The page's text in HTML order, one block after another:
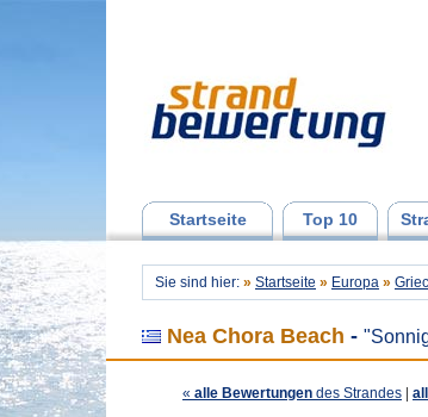
Startseite Top 10
Sie sind hier: » Startseite » Europa »
Nea Chora Beach -
« alle Bewertungen des Strandes